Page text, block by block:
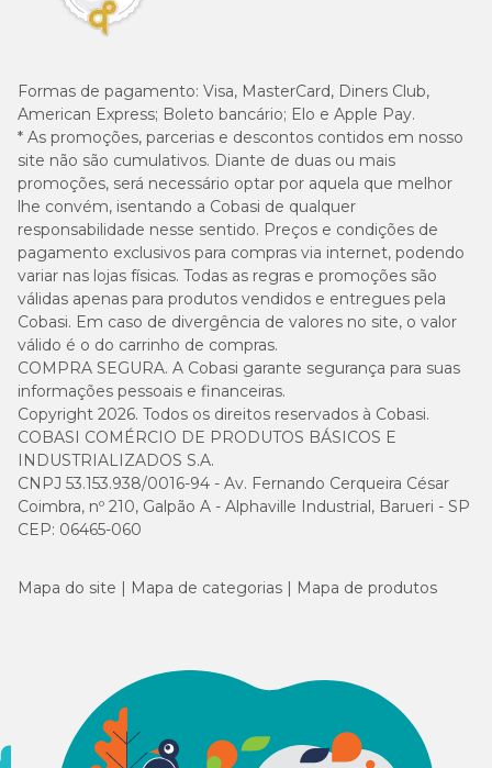
Formas de pagamento: Visa, MasterCard, Diners Club,
American Express; Boleto bancário; Elo e Apple Pay.
* As promoções, parcerias e descontos contidos em nosso
site não são cumulativos. Diante de duas ou mais
promoções, será necessário optar por aquela que melhor
lhe convém, isentando a Cobasi de qualquer
responsabilidade nesse sentido. Preços e condições de
pagamento exclusivos para compras via internet, podendo
variar nas lojas físicas. Todas as regras e promoções são
válidas apenas para produtos vendidos e entregues pela
Cobasi. Em caso de divergência de valores no site, o valor
válido é o do carrinho de compras.
COMPRA SEGURA. A Cobasi garante segurança para suas
informações pessoais e financeiras.
Copyright 2026. Todos os direitos reservados à Cobasi.
COBASI COMÉRCIO DE PRODUTOS BÁSICOS E
INDUSTRIALIZADOS S.A.
CNPJ 53.153.938/0016-94 - Av. Fernando Cerqueira César
Coimbra, nº 210, Galpão A - Alphaville Industrial, Barueri - SP
CEP: 06465-060
Mapa do site Mapa de categorias Mapa de produtos